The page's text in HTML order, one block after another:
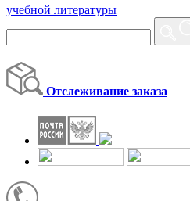
учебной литературы
Отслеживание заказа